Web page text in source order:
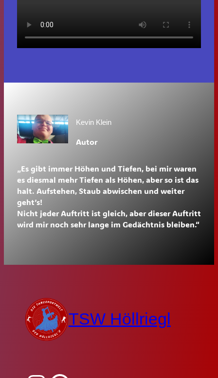
Kevin Klein
Autor
„Es gibt immer Höhen und Tiefen, bei mir waren
es diesmal mehr Tiefen als Höhen, aber so ist das
halt. Aufstehen, Staub abwischen und weiter
geht’s!
Nicht jeder Auftritt ist gleich, aber dieser Auftritt
wird mir noch sehr lange im Gedächtnis bleiben.“
TSW Höllriegl